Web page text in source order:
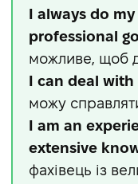
I always do
professional
можливе, щоб
I can deal
можу
I am an
extensive
фахівець із